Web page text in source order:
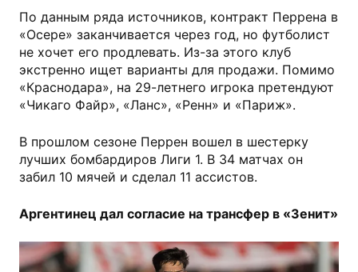
По данным ряда источников, контракт Перрена в
«Осере» заканчивается через год, но футболист
не хочет его продлевать. Из-за этого клуб
экстренно ищет варианты для продажи. Помимо
«Краснодара», на 29-летнего игрока претендуют
«Чикаго Файр», «Ланс», «Ренн» и «Париж».
В прошлом сезоне Перрен вошел в шестерку
лучших бомбардиров Лиги 1. В 34 матчах он
забил 10 мячей и сделал 11 ассистов.
Аргентинец дал согласие на трансфер в «Зенит»